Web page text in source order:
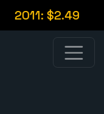
2011: $2.49